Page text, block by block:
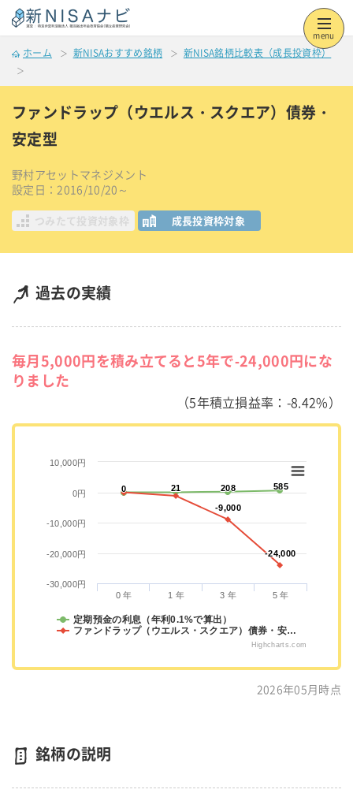
menu
ホーム 新NISAおすすめ銘柄 新NISA銘柄比較表（成長投資枠）
ファンドラップ（ウエルス・スクエア）債券・
安定型
野村アセットマネジメント
設定日：2016/10/20～
つみたて投資対象枠 成長投資枠対象
過去の実績
毎月5,000円を積み立てると5年で-24,000円にな
りました
（5年積立損益率：-8.42%）
0
0 21
21 208
208 585
585
-9,000
-9,000
-24,000
-24,000
定期預金の利息（年利0.1%で算出）
ファンドラップ（ウエルス・スクエア）債券・安…
0 年 1 年 3 年 5 年
-30,000円
-20,000円
-10,000円
0円
10,000円
Highcharts.com
2026年05月時点
銘柄の説明